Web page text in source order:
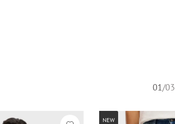
01/03
NEW